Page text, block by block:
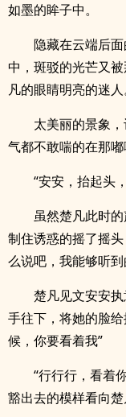
如墨的眸子中。
隐藏在云端后
中，斑驳的光芒又
凡的眼睛明亮的迷人
太美丽的景象
气都不敢喘的在那
“安安，抬起头
虽然楚凡此时
制住诱惑的摇了摇
么说吧，我能够听到
楚凡见文安安
手往下，将她的脸
候，你要看着我”
“行行行，看着
豁出去的模样看向楚